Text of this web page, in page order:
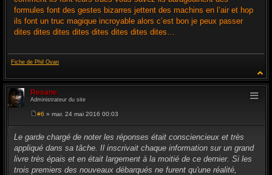
formules font des gestes bizarres jettent des machins en l’air et hop
ils font un truc magique incroyable alors c’est bon je peux passer
dites dites dites dites dites dites dites dites…
Fiche de Phil Ovan
Resane
Administrateur du site
s
s
a
g
e
#6 » mar. 24 mai 2016 00:03
Le garde chargé de noter les réponses était consciencieux et très
appliqué dans sa tâche. Il inscrivait chaque information sur un grand
livre très épais et en était largement à la moitié de ce dernier. Si les
trois premiers des nouveaux débarqués ne furent qu'une réalité,